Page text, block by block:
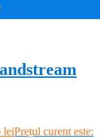
leiPrețul curent este: